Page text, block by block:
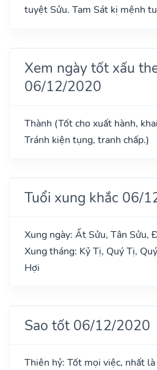
tuyệt Sửu. Tam Sát kị mệnh
Xem ngày tốt xấu
06/12/2020
Thành (Tốt cho xuất hành,
Tránh kiện tụng, tranh chấp.)
Tuổi xung khắc 06/
Xung ngày: Ất Sửu, Tân Sửu,
Xung tháng: Kỷ Tị, Quý Tị,
Hợi
Sao tốt 06/12/2020
Thiên hỷ: Tốt mọi việc, nhất